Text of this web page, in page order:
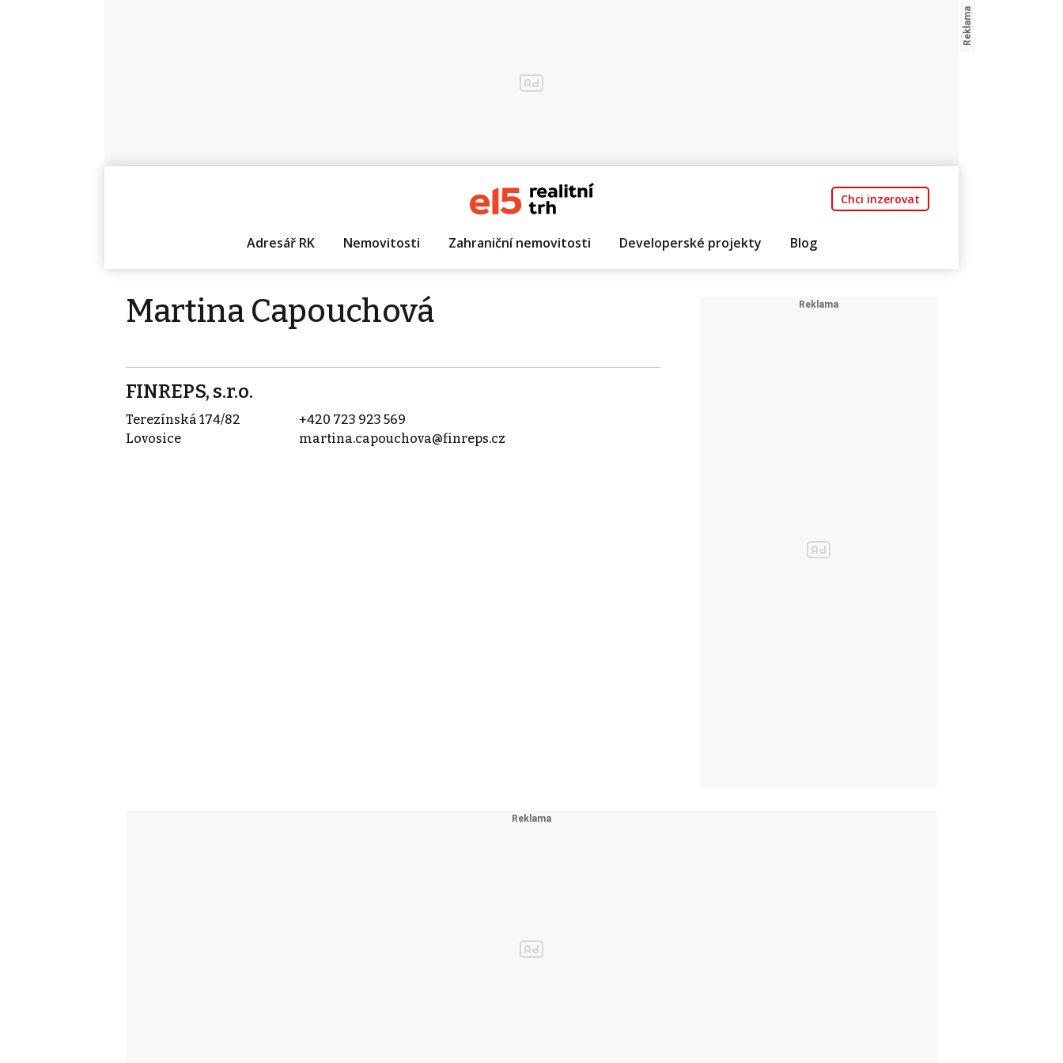
Chci inzerovat
Adresář RK Nemovitosti Zahraniční nemovitosti Developerské projekty Blog
Martina Capouchová
FINREPS, s.r.o.
Terezínská 174/82
Lovosice
+420 723 923 569
martina.capouchova@finreps.cz